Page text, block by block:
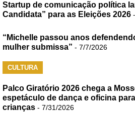
Startup de comunicação política
Candidata” para as Eleições 2026
“Michelle passou anos
mulher submissa” - 7/7/2026
CULTURA
Palco Giratório 2026 chega a
espetáculo de dança e oficina para
crianças - 7/31/2026